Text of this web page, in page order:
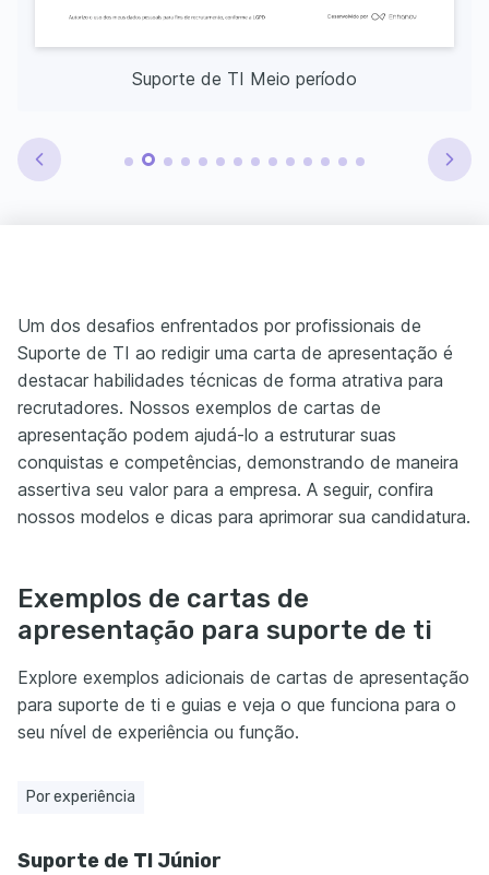
Suporte de TI Meio período
Um dos desafios enfrentados por profissionais de
Suporte de TI ao redigir uma carta de apresentação é
destacar habilidades técnicas de forma atrativa para
recrutadores. Nossos exemplos de cartas de
apresentação podem ajudá-lo a estruturar suas
conquistas e competências, demonstrando de maneira
assertiva seu valor para a empresa. A seguir, confira
nossos modelos e dicas para aprimorar sua candidatura.
Exemplos de cartas de
apresentação para suporte de ti
Explore exemplos adicionais de cartas de apresentação
para suporte de ti e guias e veja o que funciona para o
seu nível de experiência ou função.
Por experiência
Suporte de TI Júnior